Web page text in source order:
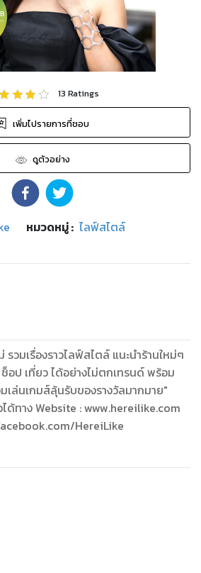
13 Ratings
เพิ่มไปรายการที่ชอบ
ดูตัวอย่าง
หมวดหมู่: ไลฟ์สไตล์
วมเรื่องราวไลฟ์สไตล์ แนะนำร้านใหม่ๆ
อป เที่ยว ได้อย่างไม่ตกเทรนด์ พร้อม
เล่นเกมส์ลุ้นรับของรางวัลมากมาย"
ด้ทาง Website : www.hereilike.com
HereiLike